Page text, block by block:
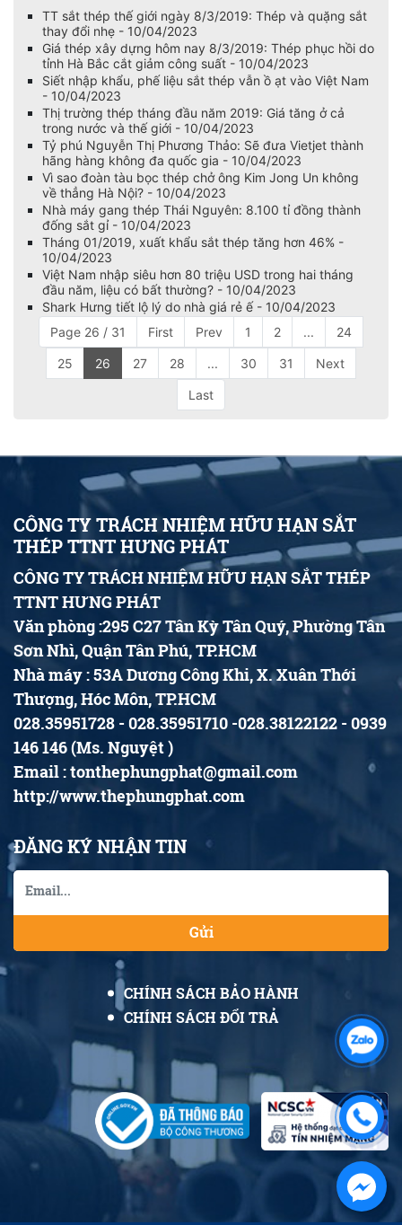
TT sắt thép thế giới ngày 8/3/2019: Thép và quặng sắt
thay đổi nhẹ - 10/04/2023
Giá thép xây dựng hôm nay 8/3/2019: Thép phục hồi do
tỉnh Hà Bắc cắt giảm công suất - 10/04/2023
Siết nhập khẩu, phế liệu sắt thép vẫn ồ ạt vào Việt Nam
- 10/04/2023
Thị trường thép tháng đầu năm 2019: Giá tăng ở cả
trong nước và thế giới - 10/04/2023
Tỷ phú Nguyễn Thị Phương Thảo: Sẽ đưa Vietjet thành
hãng hàng không đa quốc gia - 10/04/2023
Vì sao đoàn tàu bọc thép chở ông Kim Jong Un không
về thẳng Hà Nội? - 10/04/2023
Nhà máy gang thép Thái Nguyên: 8.100 tỉ đồng thành
đống sắt gỉ - 10/04/2023
Tháng 01/2019, xuất khẩu sắt thép tăng hơn 46% -
10/04/2023
Việt Nam nhập siêu hơn 80 triệu USD trong hai tháng
đầu năm, liệu có bất thường? - 10/04/2023
Shark Hưng tiết lộ lý do nhà giá rẻ ế - 10/04/2023
Page 26 / 31
First Prev 1 2 ... 24
25 26 27 28 ... 30 31 Next
Last
CÔNG TY TRÁCH NHIỆM HỮU HẠN SẮT
THÉP TTNT HƯNG PHÁT
CÔNG TY TRÁCH NHIỆM HỮU HẠN SẮT THÉP
TTNT HƯNG PHÁT
Văn phòng :295 C27 Tân Kỳ Tân Quý, Phường Tân
Sơn Nhì, Quận Tân Phú, TP.HCM
Nhà máy : 53A Dương Công Khi, X. Xuân Thới
Thượng, Hóc Môn, TP.HCM
028.35951728 - 028.35951710 -028.38122122 - 0939
146 146 (Ms. Nguyệt )
Email : tonthephungphat@gmail.com
http://www.thephungphat.com
ĐĂNG KÝ NHẬN TIN
Gửi
CHÍNH SÁCH BẢO HÀNH
CHÍNH SÁCH ĐỔI TRẢ